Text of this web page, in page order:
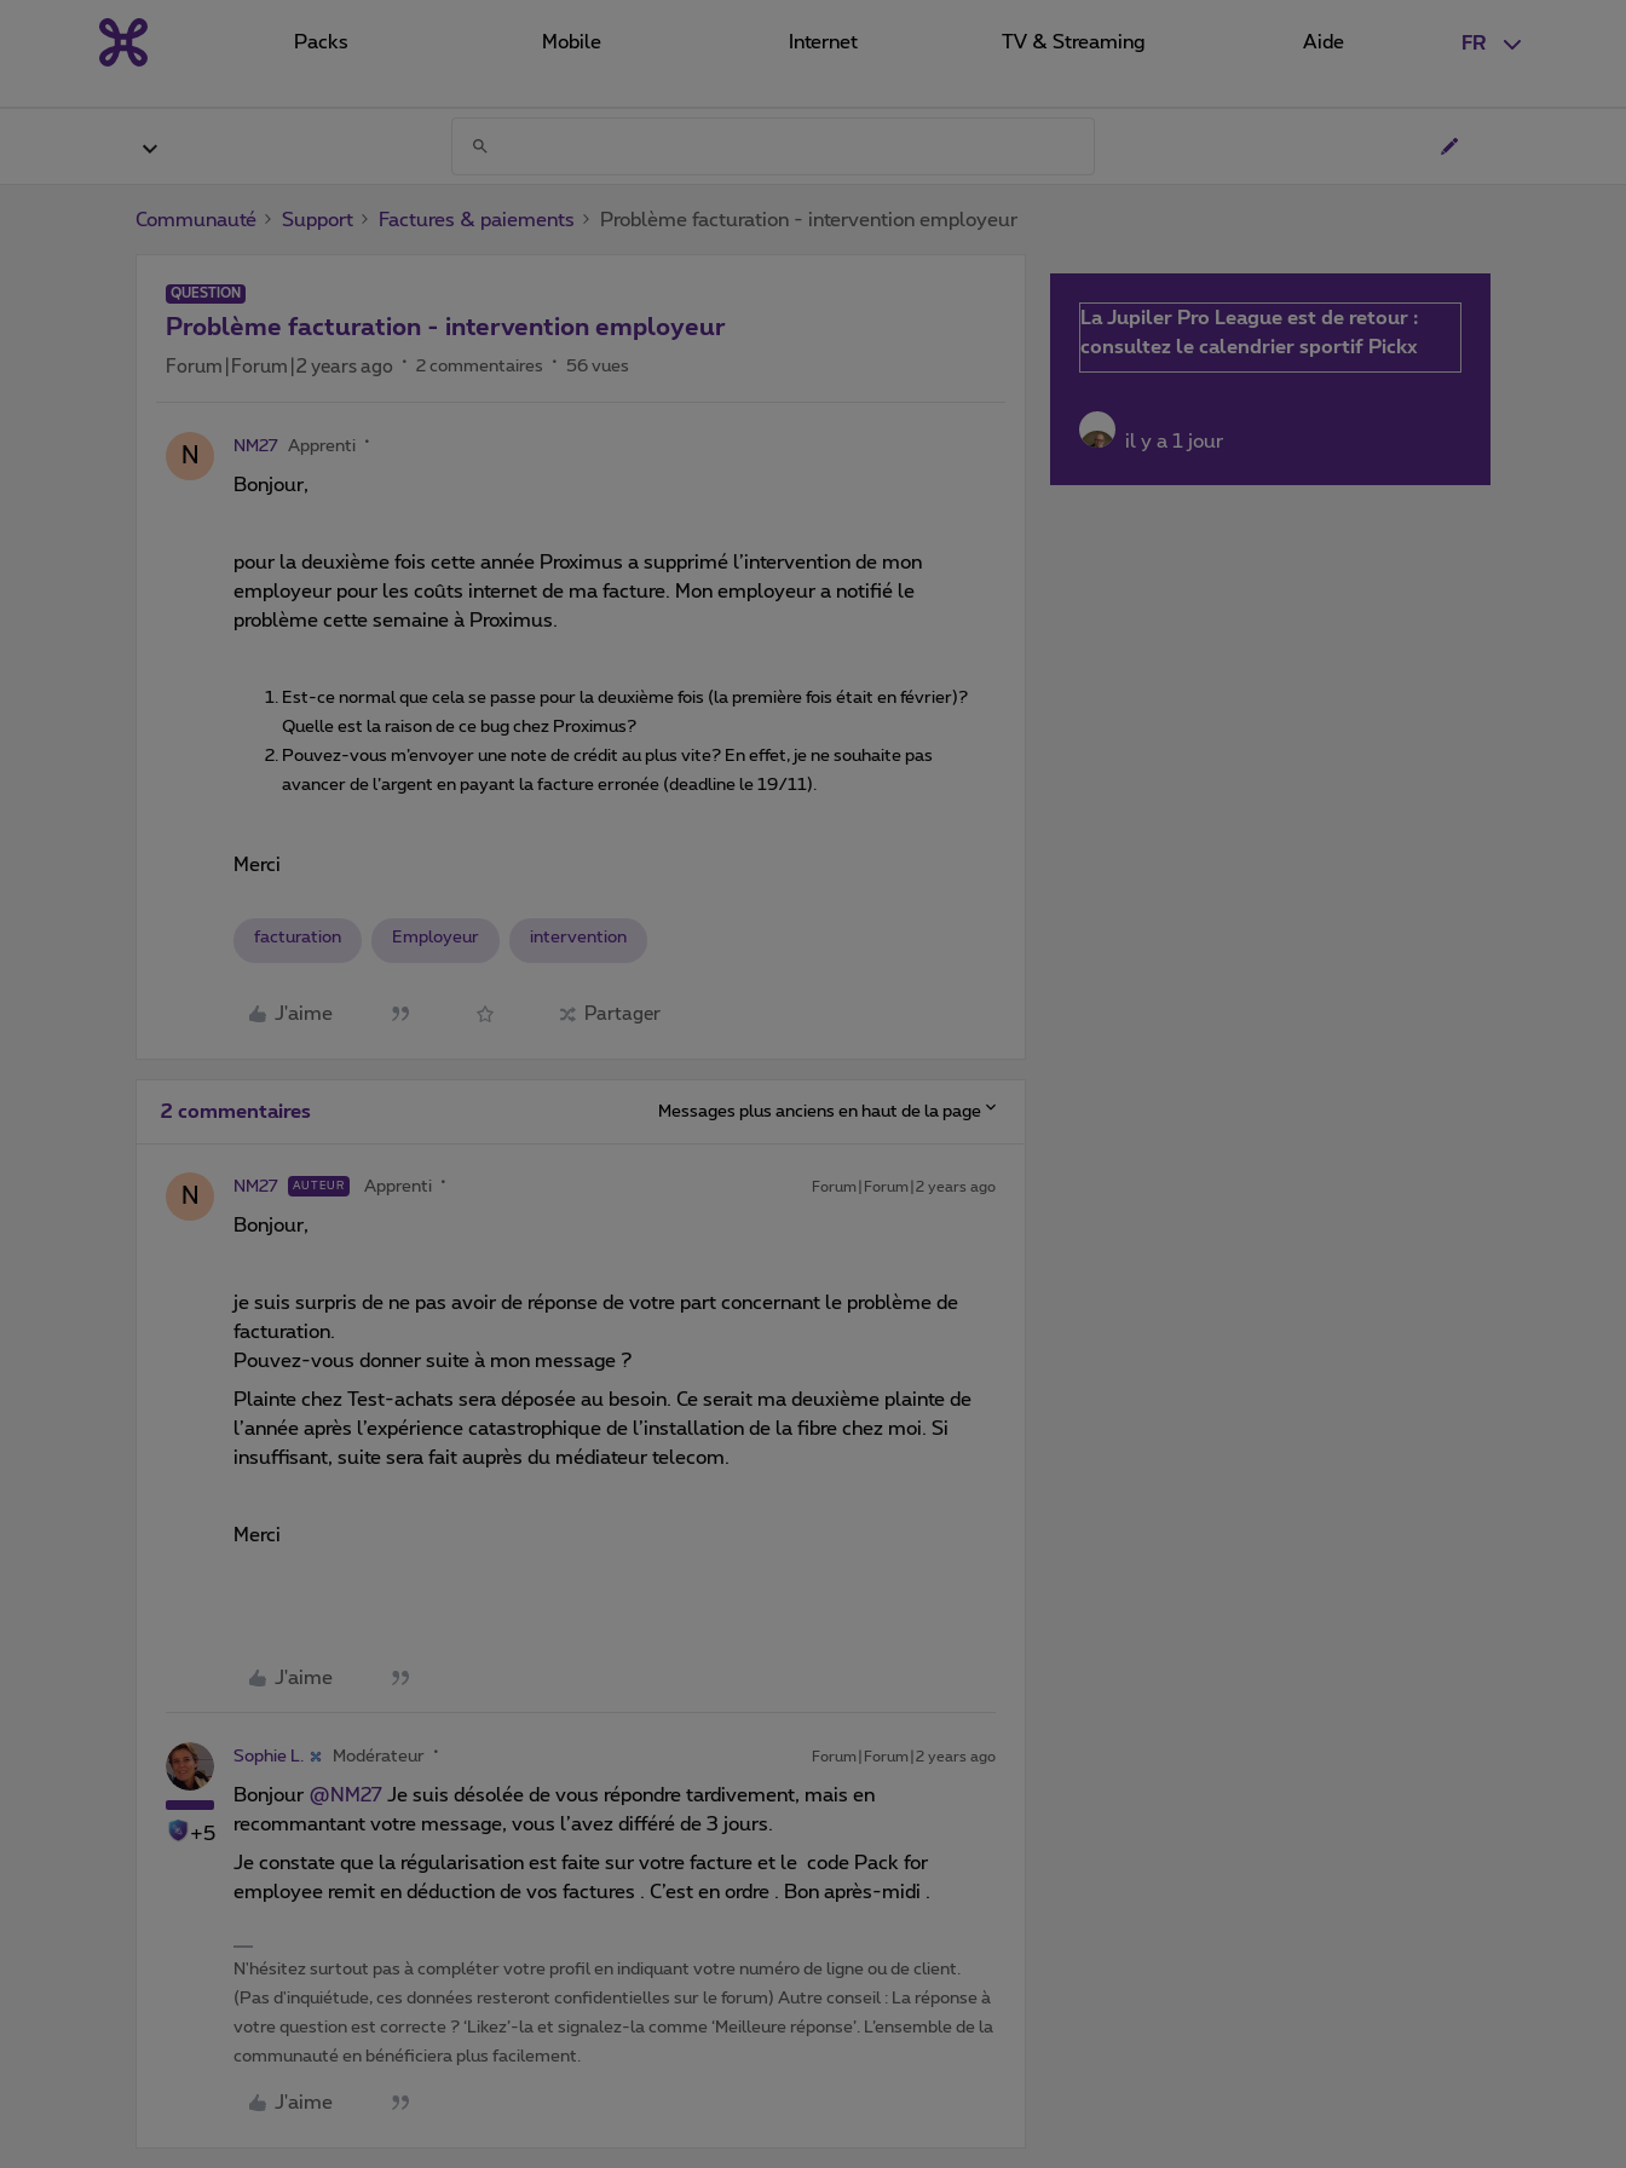
FR
Packs Mobile Internet TV & Streaming Aide
Communauté Support Factures & paiements Problème facturation - intervention employeur
QUESTION
Problème facturation - intervention employeur
Forum|Forum|2 years ago 2 commentaires 56 vues
N NM27 Apprenti
Bonjour,
pour la deuxième fois cette année Proximus a supprimé l’intervention de mon
employeur pour les coûts internet de ma facture. Mon employeur a notifié le
problème cette semaine à Proximus.
Est-ce normal que cela se passe pour la deuxième fois (la première fois était en février)?
Quelle est la raison de ce bug chez Proximus?
Pouvez-vous m’envoyer une note de crédit au plus vite? En effet, je ne souhaite pas
avancer de l’argent en payant la facture erronée (deadline le 19/11).
Merci
facturation Employeur intervention
J'aime Partager
2 commentaires Messages plus anciens en haut de la page
N NM27 AUTEUR Apprenti Forum|Forum|2 years ago
Bonjour,
je suis surpris de ne pas avoir de réponse de votre part concernant le problème de
facturation.
Pouvez-vous donner suite à mon message ?
Plainte chez Test-achats sera déposée au besoin. Ce serait ma deuxième plainte de
l’année après l’expérience catastrophique de l’installation de la fibre chez moi. Si
insuffisant, suite sera fait auprès du médiateur telecom.
Merci
J'aime
+5
Sophie L. Modérateur Forum|Forum|2 years ago
Bonjour @NM27 Je suis désolée de vous répondre tardivement, mais en
recommantant votre message, vous l’avez différé de 3 jours.
Je constate que la régularisation est faite sur votre facture et le code Pack for
employee remit en déduction de vos factures . C’est en ordre . Bon après-midi .
N'hésitez surtout pas à compléter votre profil en indiquant votre numéro de ligne ou de client.
(Pas d'inquiétude, ces données resteront confidentielles sur le forum) Autre conseil : La réponse à
votre question est correcte ? ‘Likez’-la et signalez-la comme ‘Meilleure réponse’. L’ensemble de la
communauté en bénéficiera plus facilement.
J'aime
La Jupiler Pro League est de retour :
consultez le calendrier sportif Pickx
il y a 1 jour